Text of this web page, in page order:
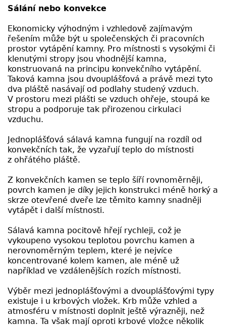
Sálání nebo konvekce
Ekonomicky výhodným i vzhledově zajímavým
řešením může být u společenských či pracovních
prostor vytápění kamny. Pro místnosti s vysokými či
klenutými stropy jsou vhodnější kamna,
konstruovaná na principu konvekčního vytápění.
Taková kamna jsou dvouplášťová a právě mezi tyto
dva pláště nasávají od podlahy studený vzduch.
V prostoru mezi plášti se vzduch ohřeje, stoupá ke
stropu a podporuje tak přirozenou cirkulaci
vzduchu.
Jednoplášťová sálavá kamna fungují na rozdíl od
konvekčních tak, že vyzařují teplo do místnosti
z ohřátého pláště.
Z konvekčních kamen se teplo šíří rovnoměrněji,
povrch kamen je díky jejich konstrukci méně horký a
skrze otevřené dveře lze těmito kamny snadněji
vytápět i další místnosti.
Sálavá kamna pocitově hřejí rychleji, což je
vykoupeno vysokou teplotou povrchu kamen a
nerovnoměrným teplem, které je nejvíce
koncentrované kolem kamen, ale méně už
například ve vzdálenějších rozích místnosti.
Výběr mezi jednoplášťovými a dvouplášťovými typy
existuje i u krbových vložek. Krb může vzhled a
atmosféru v místnosti doplnit ještě výrazněji, než
kamna. Ta však mají oproti krbové vložce několik